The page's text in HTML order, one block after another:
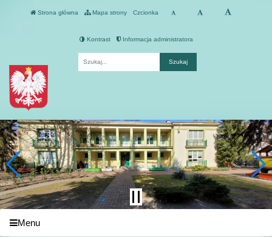
Strona główna Mapa strony Czcionka
Kontrast Informacja administratora
Menu